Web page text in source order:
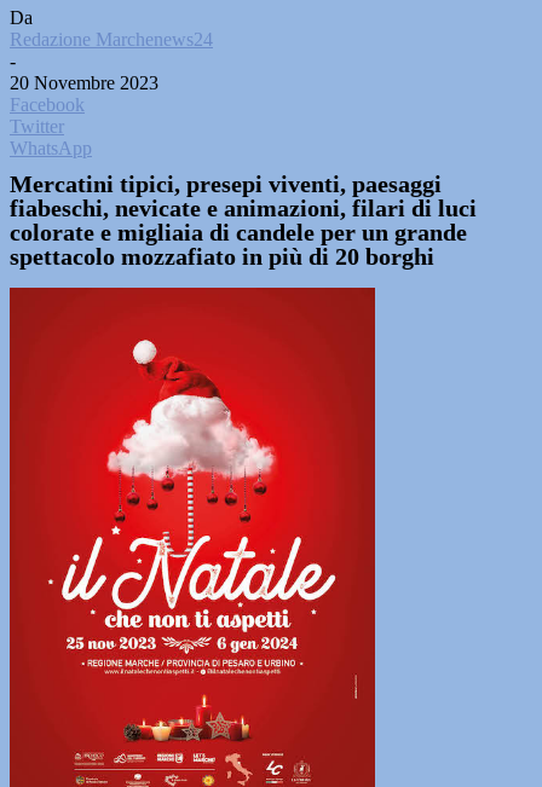
Da
Redazione Marchenews24
-
20 Novembre 2023
Facebook
Twitter
WhatsApp
Mercatini tipici, presepi viventi, paesaggi
fiabeschi, nevicate e animazioni, filari di luci
colorate e migliaia di candele per un grande
spettacolo mozzafiato in più di 20 borghi